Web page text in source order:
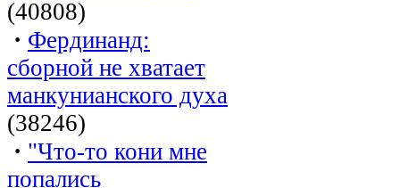
(40808)
· Фердинанд:
сборной не хватает
манкунианского духа
(38246)
· "Что-то кони мне
попались